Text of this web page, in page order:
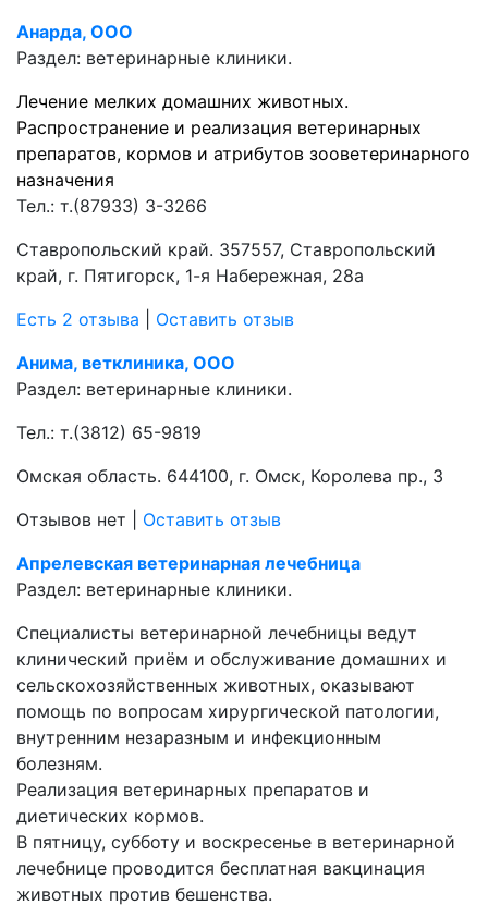
Анарда, ООО
Раздел: ветеринарные клиники.
Лечение мелких домашних животных.
Распространение и реализация ветеринарных
препаратов, кормов и атрибутов зооветеринарного
назначения
Тел.: т.(87933) 3-3266
Ставропольский край. 357557, Ставропольский
край, г. Пятигорск, 1-я Набережная, 28а
Есть 2 отзыва
Оставить отзыв
Анима, ветклиника, ООО
Раздел: ветеринарные клиники.
Тел.: т.(3812) 65-9819
Омская область. 644100, г. Омск, Королева пр., 3
Отзывов нет
Оставить отзыв
Апрелевская ветеринарная лечебница
Раздел: ветеринарные клиники.
Специалисты ветеринарной лечебницы ведут
клинический приём и обслуживание домашних и
сельскохозяйственных животных, оказывают
помощь по вопросам хирургической патологии,
внутренним незаразным и инфекционным
болезням.
Реализация ветеринарных препаратов и
диетических кормов.
В пятницу, субботу и воскресенье в ветеринарной
лечебнице проводится бесплатная вакцинация
животных против бешенства.